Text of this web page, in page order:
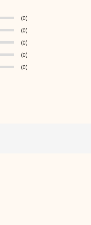
(0)
(0)
(0)
(0)
(0)